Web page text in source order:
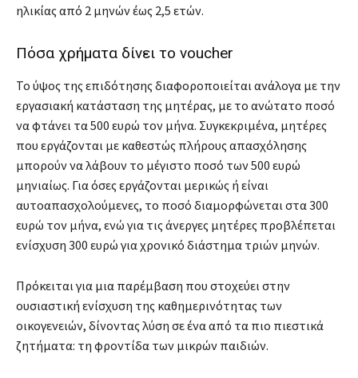
ηλικίας από 2 μηνών έως 2,5 ετών.
Πόσα χρήματα δίνει το voucher
Το ύψος της επιδότησης διαφοροποιείται ανάλογα με την
εργασιακή κατάσταση της μητέρας, με το ανώτατο ποσό
να φτάνει τα 500 ευρώ τον μήνα. Συγκεκριμένα, μητέρες
που εργάζονται με καθεστώς πλήρους απασχόλησης
μπορούν να λάβουν το μέγιστο ποσό των 500 ευρώ
μηνιαίως. Για όσες εργάζονται μερικώς ή είναι
αυτοαπασχολούμενες, το ποσό διαμορφώνεται στα 300
ευρώ τον μήνα, ενώ για τις άνεργες μητέρες προβλέπεται
ενίσχυση 300 ευρώ για χρονικό διάστημα τριών μηνών.
Πρόκειται για μια παρέμβαση που στοχεύει στην
ουσιαστική ενίσχυση της καθημερινότητας των
οικογενειών, δίνοντας λύση σε ένα από τα πιο πιεστικά
ζητήματα: τη φροντίδα των μικρών παιδιών.